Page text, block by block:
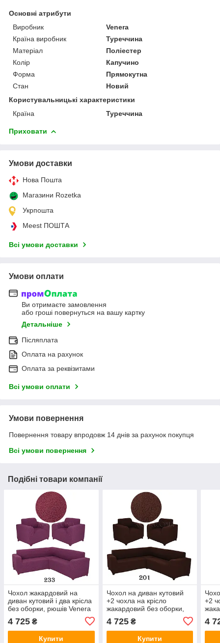
Основні атрибути
Виробник
Venera
Країна виробник
Туреччина
Матеріал
Поліестер
Колір
Капучино
Форма
Прямокутна
Стан
Новий
Користувальницькі характеристики
Країна
Туреччина
Приховати
Умови доставки
Нова Пошта
Магазини Rozetka
Укрпошта
Meest ПОШТА
Всі умови доставки
Умови оплати
Ви отримаєте замовлення
або гроші повернуться на вашу картку
Детальніше
Післяплата
Оплата на рахунок
Оплата за реквізитами
Всі умови оплати
Умови повернення
Повернення товару впродовж 14 днів за рахунок покупця
Всі умови повернення
Подібні товари компанії
Чохол жакардовий на
диван кутовий і два крісла
без оборки, рюшів Venera
фуксія (багато кольорів)
4 725 ₴
Купити
Чохол на диван кутовий
+2 чохла на крісло
жакардовий без оборки,
(багато кольорів)
4 725₴
Купити
+2
4